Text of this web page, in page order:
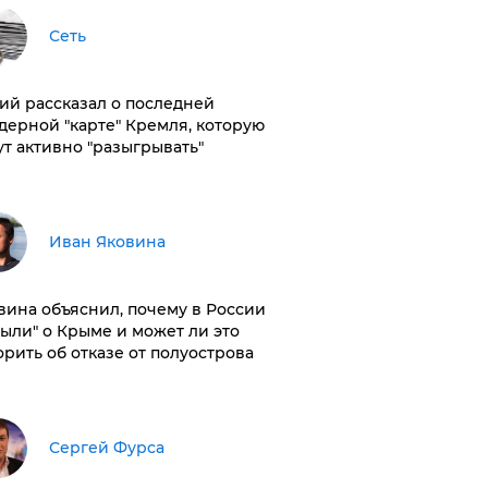
Сеть
рассказал о последней
"карте" Кремля, которую
активно "разыгрывать"
Иван Яковина
объяснил, почему в России
о Крыме и может ли это
об отказе от полуострова
Сергей Фурса